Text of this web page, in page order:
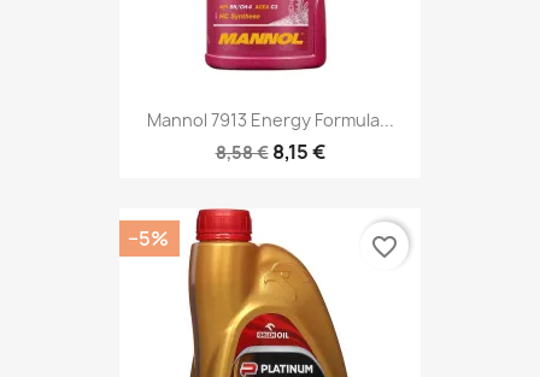
Mannol 7913 Energy Formula...
8,58 € 8,15 €
−5% favorite_border